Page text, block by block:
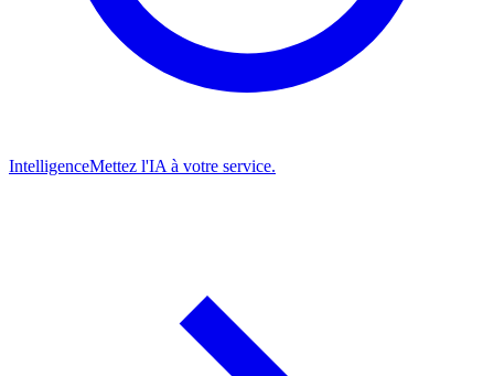
IntelligenceMettez l'IA à votre service.